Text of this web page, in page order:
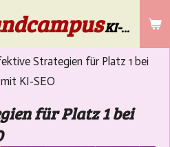
KI-Lösungen für die Gebäudereinigung & Selbstständige ab 50
Strategien für Platz 1 bei
KI-SEO
für Platz 1 bei